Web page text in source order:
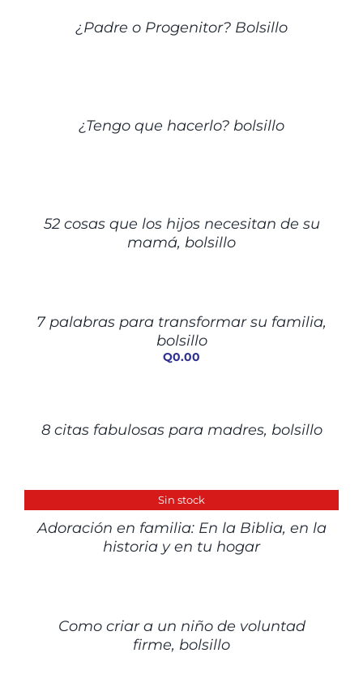
¿Padre o Progenitor? Bolsillo
¿Tengo que hacerlo? bolsillo
52 cosas que los hijos necesitan de su
mamá, bolsillo
DETALLES
7 palabras para transformar su familia,
bolsillo
Q0.00
8 citas fabulosas para madres, bolsillo
Sin stock
Adoración en familia: En la Biblia, en la
historia y en tu hogar
Como criar a un niño de voluntad
firme, bolsillo